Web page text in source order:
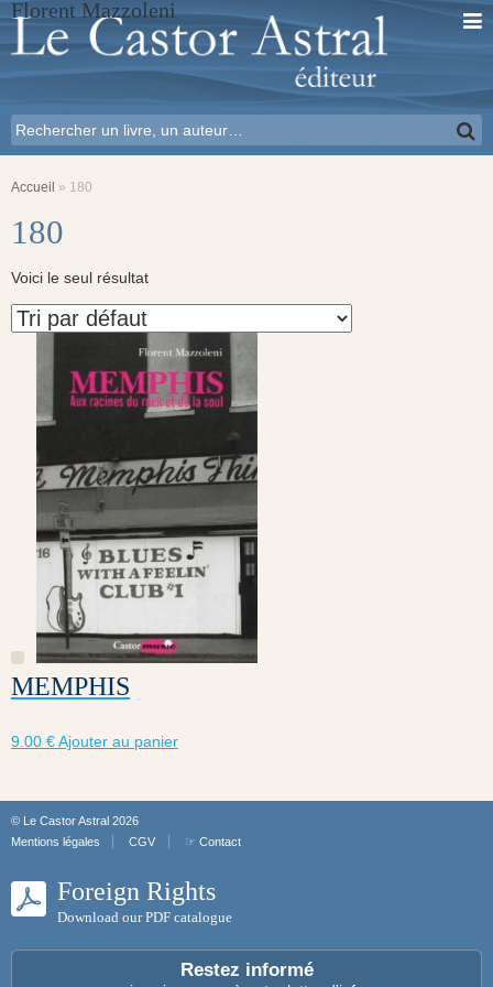
Accueil » 180
180
Voici le seul résultat
MEMPHIS
9.00 €Ajouter au panier
Florent Mazzoleni
© Le Castor Astral 2026
Mentions légales
CGV ☞ Contact
Foreign Rights
Download our PDF catalogue
Restez informé